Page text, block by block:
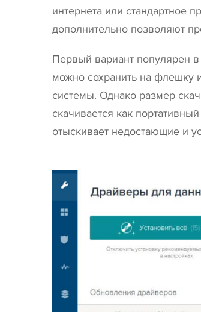
интернета или стандартное
дополнительно позволяют
Первый вариант популярен в
можно сохранить на флешку
системы. Однако размер
скачивается как
отыскивает недостающие и